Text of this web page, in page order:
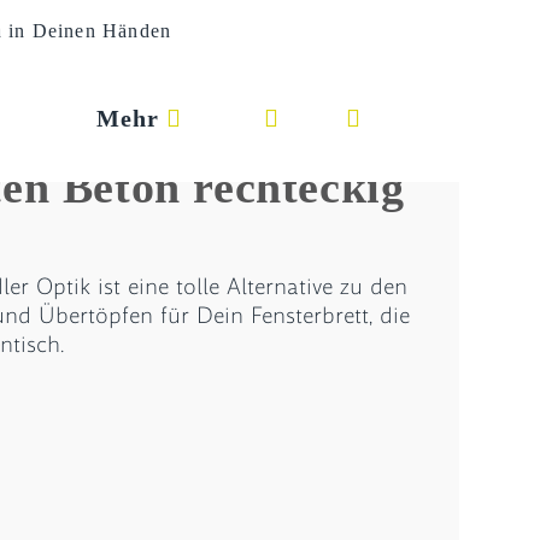
in Deinen Händen
Mehr Website-
Suche
Beton rechteckig
Optik ist eine tolle Alternative zu den
Übertöpfen für Dein Fensterbrett, die